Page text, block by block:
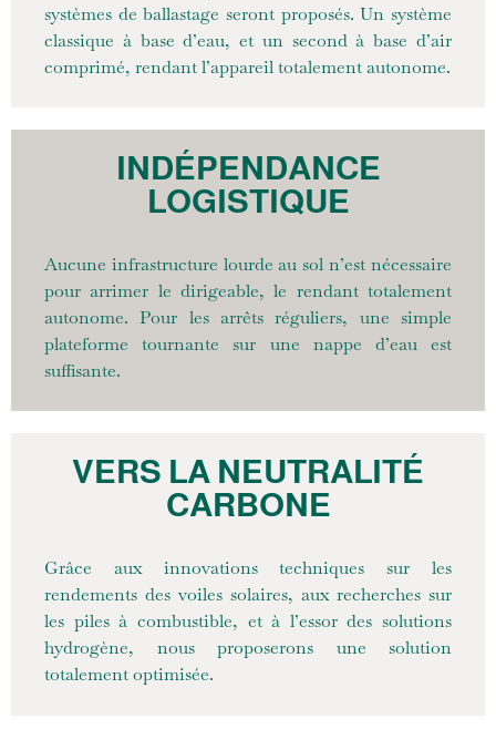
systèmes de ballastage seront proposés. Un système
classique à base d’eau, et un second à base d’air
comprimé, rendant l’appareil totalement autonome.
INDÉPENDANCE
LOGISTIQUE
Aucune infrastructure lourde au sol n’est nécessaire
pour arrimer le dirigeable, le rendant totalement
autonome. Pour les arrêts réguliers, une simple
plateforme tournante sur une nappe d’eau est
suffisante.
VERS LA NEUTRALITÉ
CARBONE
Grâce aux innovations techniques sur les
rendements des voiles solaires, aux recherches sur
les piles à combustible, et à l’essor des solutions
hydrogène, nous proposerons une solution
totalement optimisée.